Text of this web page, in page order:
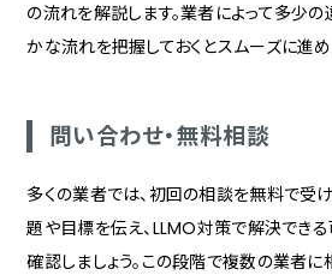
の流れを解説します。業者によって多少の
かな流れを把握しておくとスムーズに進め
問い合わせ・無料相談
多くの業者では、初回の相談を無料で受
題や目標を伝え、LLMO対策で解決でき
確認しましょう。この段階で複数の業者